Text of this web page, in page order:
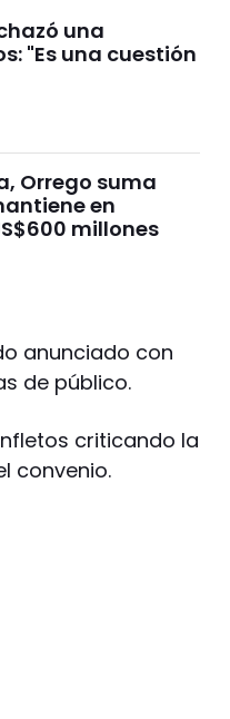
una
"Es una cuestión
Orrego suma
en
millones
anunciado con
de público.
criticando la
convenio.